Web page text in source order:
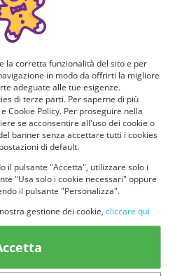
nuovo prodotto, provarlo e
Per determinare se hai tutti i
il prodotto da te selezionato e
1 di 4:
in casa?
2 persone
persone
la corretta funzionalità del sito e per
in modo da offrirti la migliore
adeguate alle tue esigenze.
di terze parti. Per saperne di più
Cookie Policy. Per proseguire nella
se acconsentire all'uso dei cookie o
banner senza accettare tutti i cookies
di default.
il pulsante "Accetta", utilizzare solo i
"Usa solo i cookie necessari" oppure
il pulsante "Personalizza".
gestione dei cookie, cliccare qui